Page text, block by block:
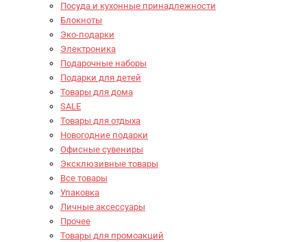
Посуда и кухонные принадлежности
Блокноты
Эко-подарки
Электроника
Подарочные наборы
Подарки для детей
Товары для дома
SALE
Товары для отдыха
Новогодние подарки
Офисные сувениры
Эксклюзивные товары
Все товары
Упаковка
Личные аксессуары
Прочее
Товары для промоакций